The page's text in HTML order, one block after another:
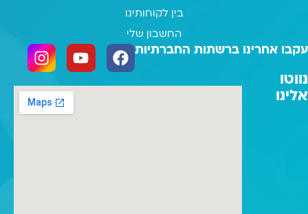
בין לקוחותינו
החשבון שלי
עקבו אחרינו ברשתות החברתיות
נווטו
אלינו